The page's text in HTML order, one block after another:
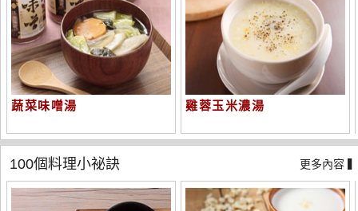
蔬菜味噌湯 雞蓉玉米濃湯
100個料理小祕訣 更多內容 ▍